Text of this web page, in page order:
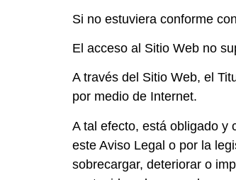
Si no estuviera conforme
El acceso al Sitio Web no
A través del Sitio Web, el
por medio de Internet.
A tal efecto, está obligado y
este Aviso Legal o por la
sobrecargar, deteriorar o